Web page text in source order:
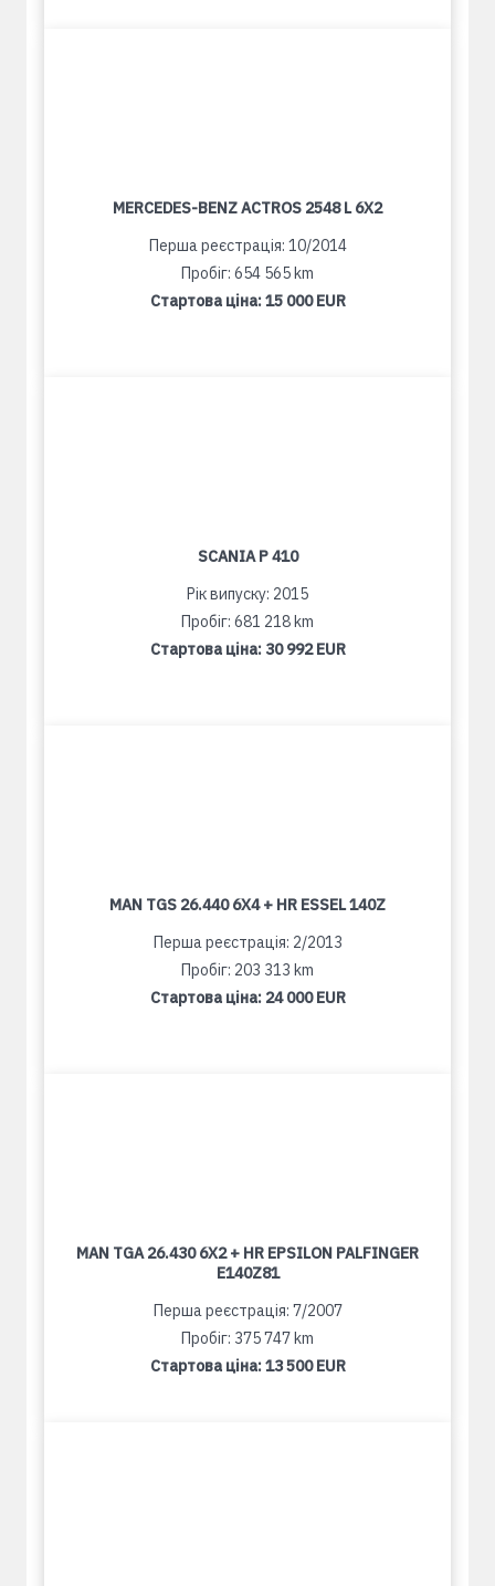
MERCEDES-BENZ ACTROS 2548 L 6X2
Перша реєстрація: 10/2014
Пробіг: 654 565 km
Стартова ціна:15 000 EUR
SCANIA P 410
Рік випуску: 2015
Пробіг: 681 218 km
Стартова ціна: 30 992 EUR
MAN TGS 26.440 6X4 + HR ESSEL 140Z
Перша реєстрація: 2/2013
Пробіг: 203 313 km
Стартова ціна: 24 000 EUR
MAN TGA 26.430 6X2 + HR EPSILON PALFINGER
E140Z81
Перша реєстрація: 7/2007
Пробіг: 375 747 km
Стартова ціна:13 500 EUR